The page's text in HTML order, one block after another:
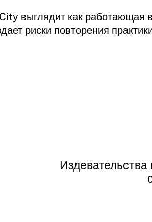
выглядит как работающая
риски повторения
Издевательства